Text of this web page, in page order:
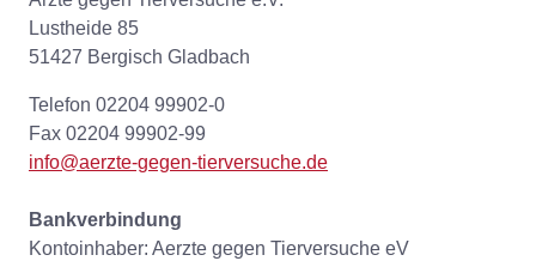
Lustheide 85
51427 Bergisch Gladbach
Telefon 02204 99902-0
Fax 02204 99902-99
info@aerzte-gegen-tierversuche.de
Bankverbindung
Kontoinhaber: Aerzte gegen Tierversuche eV